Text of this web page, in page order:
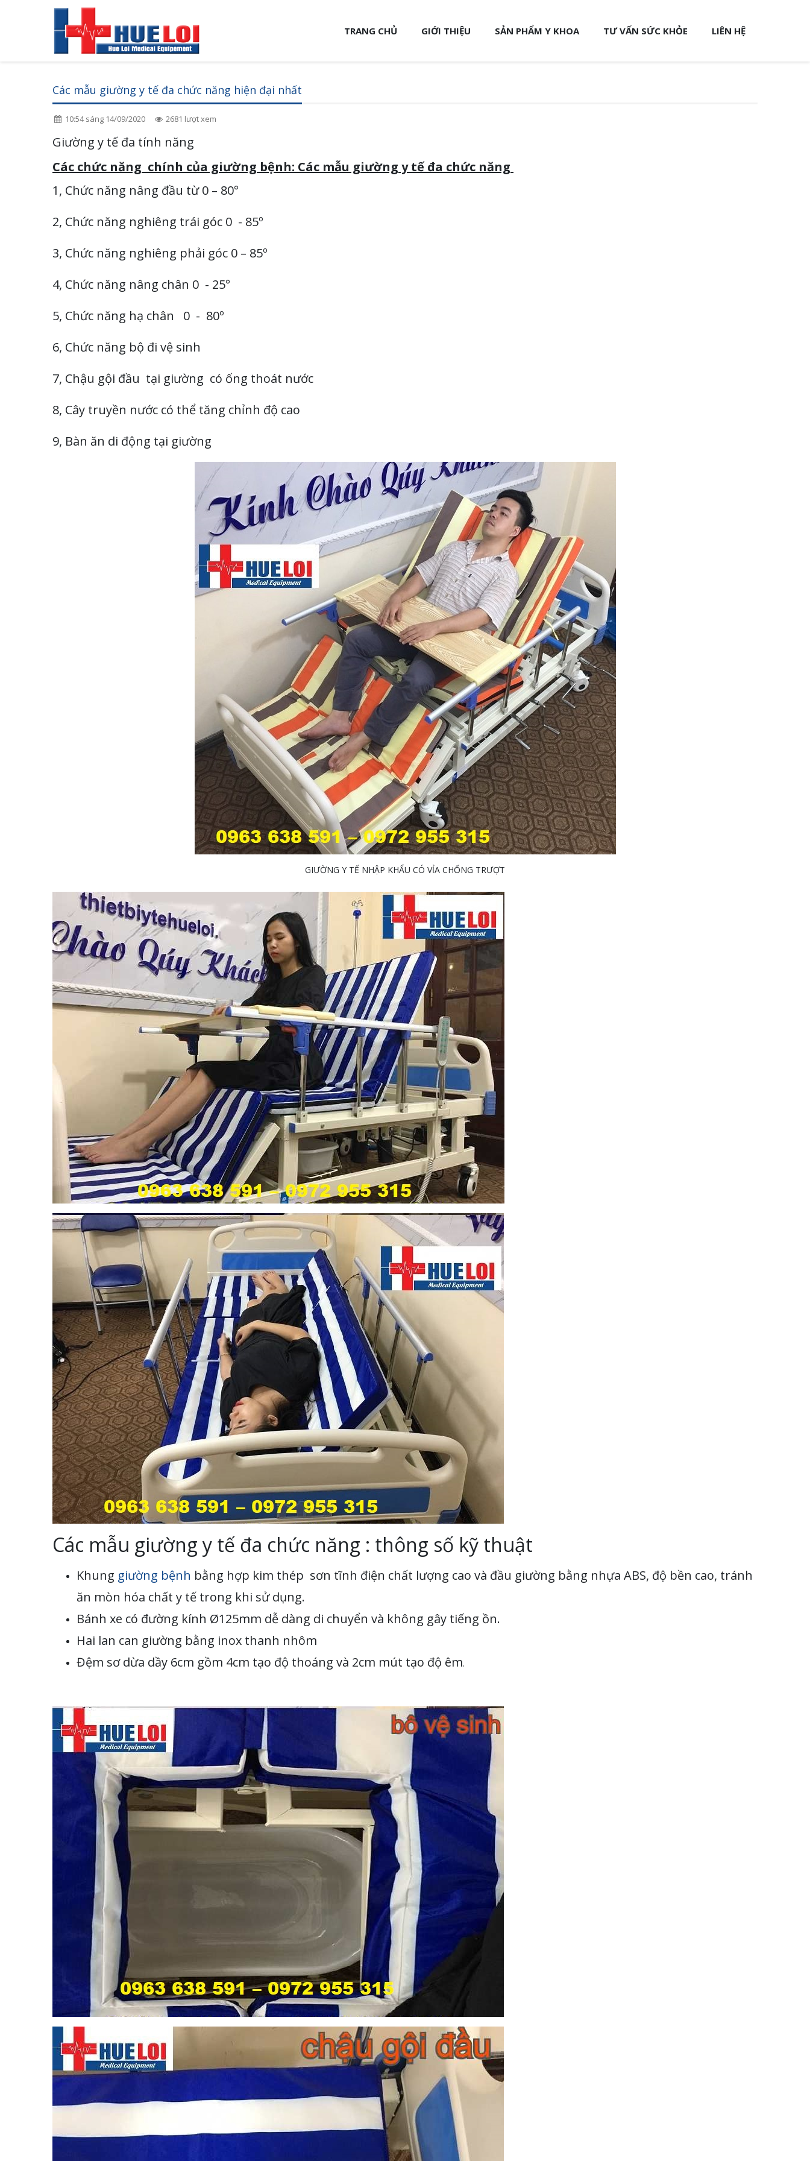
TRANG CHỦ GIỚI THIỆU SẢN PHẨM Y KHOA TƯ VẤN SỨC KHỎE LIÊN HỆ
Các mẫu giường y tế đa chức năng hiện đại nhất
10:54 sáng 14/09/2020 2681 lượt xem
Giường y tế đa tính năng
Các chức năng chính của giường bệnh: Các mẫu giường y tế đa chức năng
1, Chức năng nâng đầu từ 0 – 80°
2, Chức năng nghiêng trái góc 0 - 85º
3, Chức năng nghiêng phải góc 0 – 85º
4, Chức năng nâng chân 0 - 25°
5, Chức năng hạ chân 0 - 80º
6, Chức năng bộ đi vệ sinh
7, Chậu gội đầu tại giường có ống thoát nước
8, Cây truyền nước có thể tăng chỉnh độ cao
9, Bàn ăn di động tại giường
GIƯỜNG Y TẾ NHẬP KHẨU CÓ VỈA CHỐNG TRƯỢT
Các mẫu giường y tế đa chức năng : thông số kỹ thuật
Khung giường bệnh bằng hợp kim thép sơn tĩnh điện chất lượng cao và đầu giường bằng nhựa ABS, độ bền cao, tránh
ăn mòn hóa chất y tế trong khi sử dụng.
Bánh xe có đường kính Ø125mm dễ dàng di chuyển và không gây tiếng ồn.
Hai lan can giường bằng inox thanh nhôm
Đệm sơ dừa dầy 6cm gồm 4cm tạo độ thoáng và 2cm mút tạo độ êm.